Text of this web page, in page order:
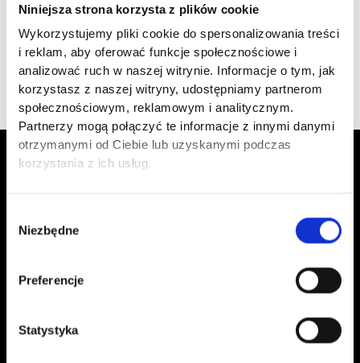
Niniejsza strona korzysta z plików cookie
Wykorzystujemy pliki cookie do spersonalizowania treści
i reklam, aby oferować funkcje społecznościowe i
analizować ruch w naszej witrynie. Informacje o tym, jak
korzystasz z naszej witryny, udostępniamy partnerom
społecznościowym, reklamowym i analitycznym.
Partnerzy mogą połączyć te informacje z innymi danymi
otrzymanymi od Ciebie lub uzyskanymi podczas
korzystania z ich usług.
zgody
Niezbędne
Preferencje
Statystyka
Polska Izba Przemysłu
Chemicznego
MIĘDZY INNYMI: